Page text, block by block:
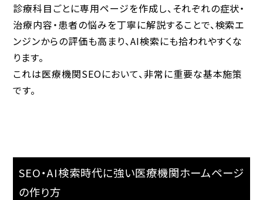
診療科目ごとに専用ページを作成し、それぞれの症状・
治療内容・患者の悩みを丁寧に解説することで、検索エ
ンジンからの評価も高まり、AI検索にも拾われやすくな
ります。
これは医療機関SEOにおいて、非常に重要な基本施策
です。
SEO・AI検索時代に強い医療機関ホームページ
の作り方